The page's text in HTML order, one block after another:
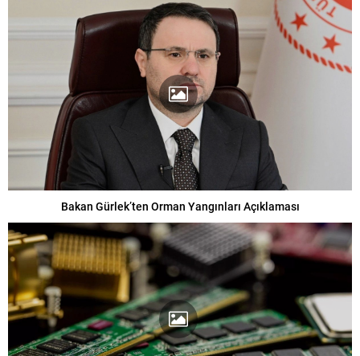
Bakan Gürlek’ten Orman Yangınları Açıklaması